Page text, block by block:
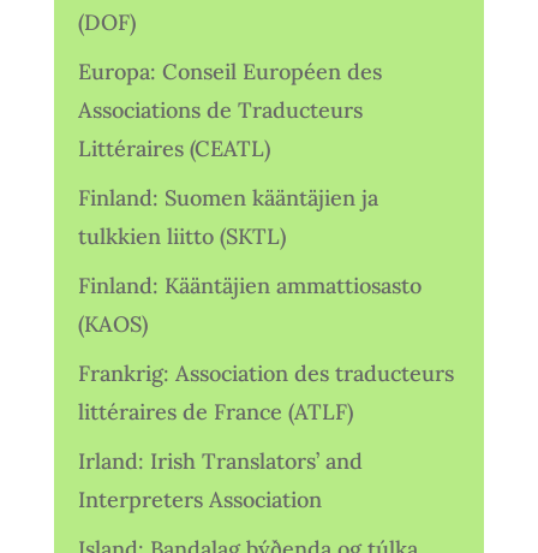
(DOF)
Europa: Conseil Européen des
Associations de Traducteurs
Littéraires (CEATL)
Finland: Suomen kääntäjien ja
tulkkien liitto (SKTL)
Finland: Kääntäjien ammattiosasto
(KAOS)
Frankrig: Association des traducteurs
littéraires de France (ATLF)
Irland: Irish Translators’ and
Interpreters Association